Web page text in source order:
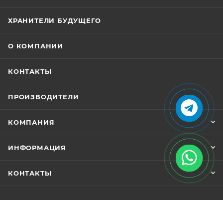
ХРАНИТЕЛИ БУДУЩЕГО
О КОМПАНИИ
КОНТАКТЫ
ПРОИЗВОДИТЕЛИ
КОМПАНИЯ
ИНФОРМАЦИЯ
КОНТАКТЫ